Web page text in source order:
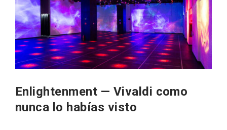
Enlightenment — Vivaldi como
nunca lo habías visto